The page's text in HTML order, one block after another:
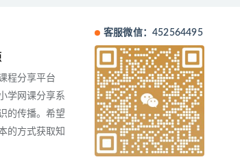
程分享平台
学网课分享系
的传播。希望
的方式获取知
客服微信：452564495